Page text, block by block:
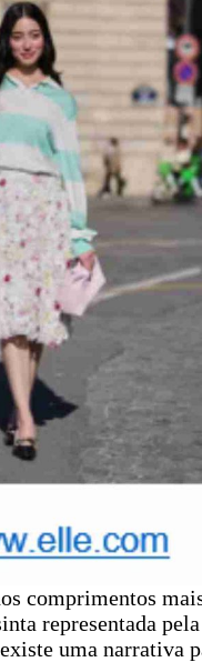
comprimentos
representada
uma narrativa